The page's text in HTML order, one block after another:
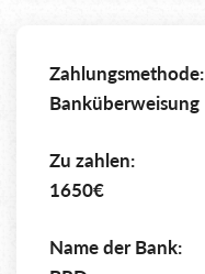
Zahlungsmethode:
Banküberweisung
Zu zahlen:
1650€
Name der Bank: